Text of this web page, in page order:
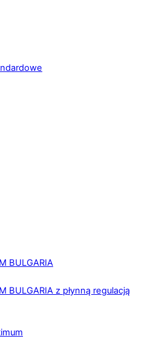
BULGARIA
BULGARIA z płynną regulacją